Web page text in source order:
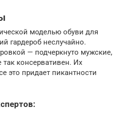
моделью обуви для
гардероб неслучайно.
— подчеркнуто мужские,
консервативен. Их
это придает пикантности